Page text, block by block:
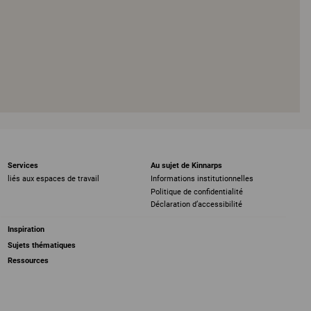
Services
liés aux espaces de travail
Au sujet de Kinnarps
Informations institutionnelles
Politique de confidentialité
Déclaration d’accessibilité
Inspiration
Sujets thématiques
Ressources